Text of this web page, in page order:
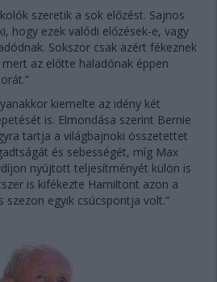
szeretik a sok előzést. Sajnos
hogy ezek valódi előzések-e, vagy
Sokszor csak azért fékeznek
az előtte haladónak éppen
kiemelte az idény két
is. Elmondása szerint Bernie
tartja a világbajnoki összetettet
és sebességét, míg Max
nyújtott teljesítményét külön is
is kifékezte Hamiltont azon a
szezon egyik csúcspontja volt.”